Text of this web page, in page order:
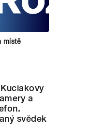
místě
a
svědek